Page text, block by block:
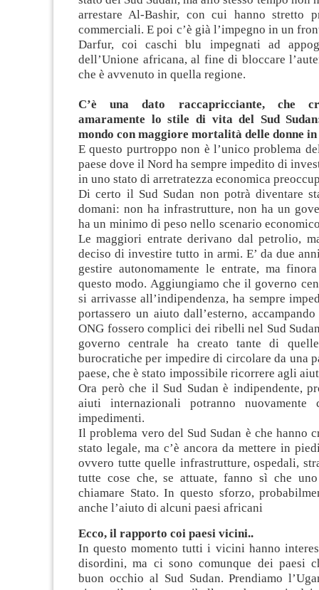
arrestare Al-Bashir, con cui hanno stretto
commerciali. E poi c’è già l’impegno in un
Darfur, coi caschi blu impegnati ad
dell’Unione africana, al fine di bloccare
che è avvenuto in quella regione.
C’è una dato raccapricciante, che
amaramente lo stile di vita del Sud
mondo con maggiore mortalità delle donne
E questo purtroppo non è l’unico problema
paese dove il Nord ha sempre impedito di
in uno stato di arretratezza economica
Di certo il Sud Sudan non potrà diventare
domani: non ha infrastrutture, non ha un
ha un minimo di peso nello scenario
Le maggiori entrate derivano dal petrolio,
deciso di investire tutto in armi. E’ da due
gestire autonomamente le entrate, ma
questo modo. Aggiungiamo che il governo
si arrivasse all’indipendenza, ha sempre
portassero un aiuto dall’esterno,
ONG fossero complici dei ribelli nel Sud
governo centrale ha creato tante di
burocratiche per impedire di circolare da una
paese, che è stato impossibile ricorrere agli
Ora però che il Sud Sudan è indipendente,
aiuti internazionali potranno nuovamente
impedimenti.
Il problema vero del Sud Sudan è che hanno
stato legale, ma c’è ancora da mettere in
ovvero tutte quelle infrastrutture, ospedali,
tutte cose che, se attuate, fanno sì che
chiamare Stato. In questo sforzo,
anche l’aiuto di alcuni paesi africani
Ecco, il rapporto coi paesi vicini..
In questo momento tutti i vicini hanno
disordini, ma ci sono comunque dei paesi
buon occhio al Sud Sudan. Prendiamo